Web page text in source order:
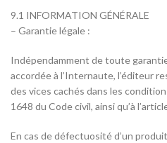
9.1 INFORMATION GÉNÉRALE
– Garantie légale :
Indépendamment de toute
accordée à l’Internaute, l’éditeur
des vices cachés dans les
1648 du Code civil, ainsi qu’à
En cas de défectuosité d’un